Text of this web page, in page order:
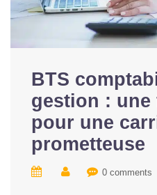
BTS
gestion :
pour une
prometteuse
0 comments